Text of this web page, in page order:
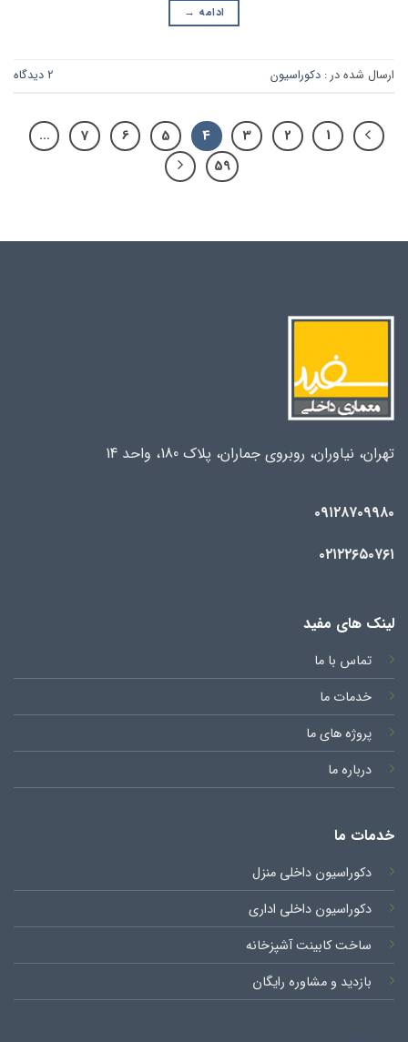
ادامه →
ارسال شده در : دکوراسیون 2 دیدگاه
1
2
3
4
5
6
7
…
59
تهران، نیاوران، روبروی جماران، پلاک 180، واحد 14
۰۹۱۲۸۷۰۹۹۸۰
۰۲۱۲۲۶۵۰۷۶۱
لینک های مفید
تماس با ما
خدمات ما
پروژه های ما
درباره ما
خدمات ما
دکوراسیون داخلی منزل
دکوراسیون داخلی اداری
ساخت کابینت آشپزخانه
بازدید و مشاوره رایگان